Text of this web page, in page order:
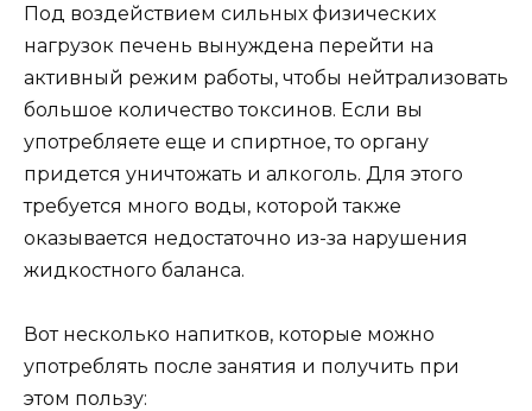
Под воздействием сильных физических
нагрузок печень вынуждена перейти на
активный режим работы, чтобы нейтрализовать
большое количество токсинов. Если вы
употребляете еще и спиртное, то органу
придется уничтожать и алкоголь. Для этого
требуется много воды, которой также
оказывается недостаточно из-за нарушения
жидкостного баланса.
Вот несколько напитков, которые можно
употреблять после занятия и получить при
этом пользу: